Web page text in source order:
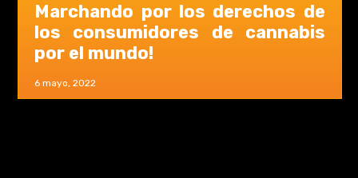
6 mayo, 2022
Marchando por los derechos de
los consumidores de cannabis
por el mundo!